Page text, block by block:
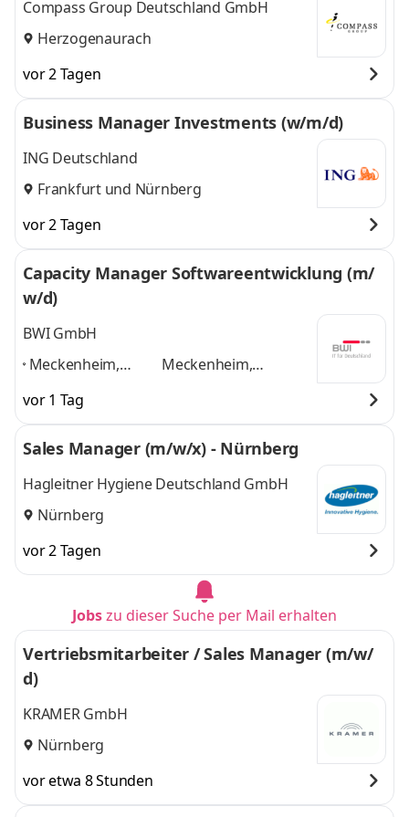
Compass Group Deutschland GmbH
Herzogenaurach
vor 2 Tagen
Business Manager Investments (w/m/d)
ING Deutschland
Frankfurtund Nürnberg
vor 2 Tagen
Capacity Manager Softwareentwicklung (m/
w/d)
BWI GmbH
Meckenheim,
Hamburg,
Hannover,
München,
Nürnberg, Ulm,
Berlin, Bonn,
Leipzig,
Meckenheim,
Nürnberg, Ulm, Berlin,
Bonn, Leipzigund 8
weitere
vor 1 Tag
Sales Manager (m/w/x) - Nürnberg
Hagleitner Hygiene Deutschland GmbH
Nürnberg
vor 2 Tagen
Jobszu dieser Suche per Mail erhalten
Vertriebsmitarbeiter / Sales Manager (m/w/
d)
KRAMER GmbH
Nürnberg
vor etwa 8 Stunden